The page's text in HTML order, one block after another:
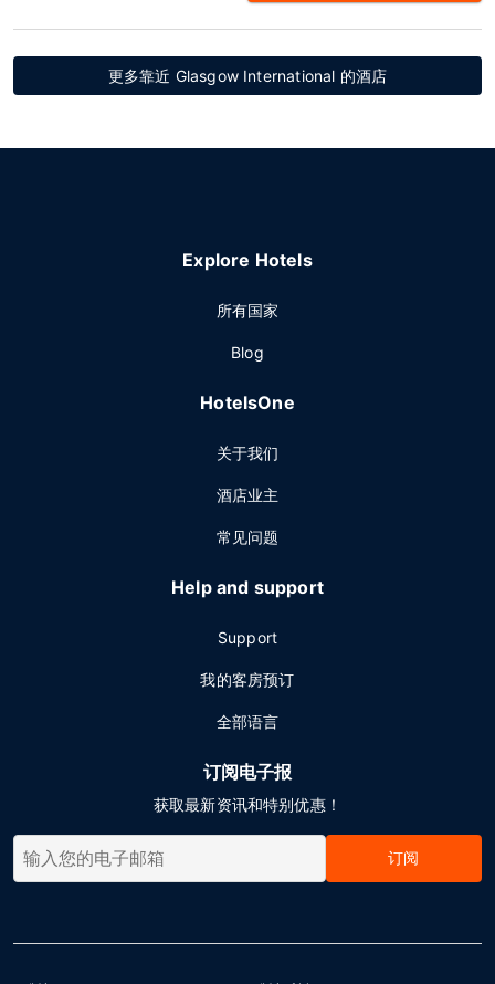
更多靠近 Glasgow International 的酒店
Explore Hotels
所有国家
Blog
HotelsOne
关于我们
酒店业主
常见问题
Help and support
Support
我的客房预订
全部语言
订阅电子报
获取最新资讯和特别优惠！
订阅